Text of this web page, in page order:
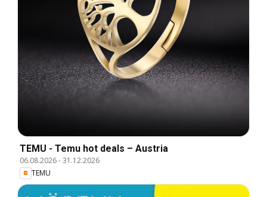
TEMU - Temu hot deals – Austria
06.08.2026-31.12.2026
TEMU